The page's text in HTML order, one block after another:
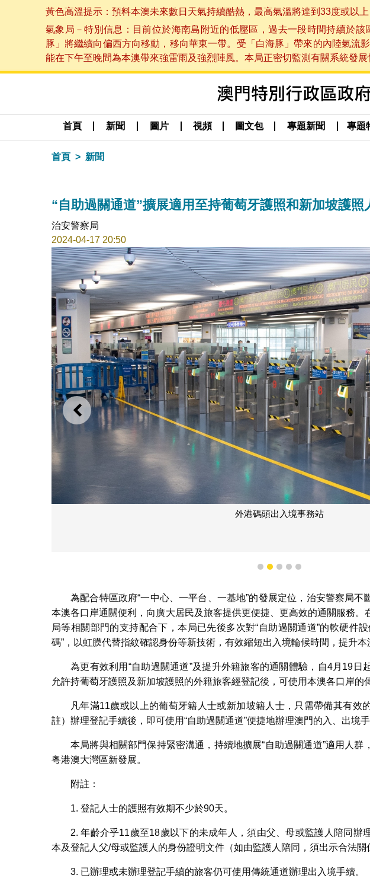
黃色高溫提示：預料本澳未來數日天氣持續酷熱，最高氣溫將達到33度或以
氣象局－特別信息：目前位於海南島附近的低壓區，過去一段時間持續於
豚」將繼續向偏西方向移動，移向華東一帶。受「白海豚」帶來的內陸氣
能在下午至晚間為本澳帶來強雷雨及強烈陣風。本局正密切監測有關系統發
首頁 新聞 圖片 視頻 圖文包 專題新聞 專題
首頁 新聞
“自助過關通道”擴展適用至持葡萄牙護照和新加坡護照
治安警察局
2024-04-17 20:50
上一則
外港碼頭出入境事務站
1 2 3 4 5
為配合特區政府“一中心、一平台、一基地”的發展定位，治安警察局不
本澳各口岸通關便利，向廣大居民及旅客提供更便捷、更高效的通關服務。
局等相關部門的支持配合下，本局已先後多次對“自助過關通道”的軟硬件
碼”，以虹膜代替指紋確認身份等新技術，有效縮短出入境輪候時間，提升本
為更有效利用“自助過關通道”及提升外籍旅客的通關體驗，自4月19日
允許持葡萄牙護照及新加坡護照的外籍旅客經登記後，可使用本澳各口岸的
凡年滿11歲或以上的葡萄牙籍人士或新加坡籍人士，只需帶備其有效
註）辦理登記手續後，即可使用“自助過關通道”便捷地辦理澳門的入、出境手
本局將與相關部門保持緊密溝通，持續地擴展“自助過關通道”適用人群
粵港澳大灣區新發展。
附註：
1. 登記人士的護照有效期不少於90天。
2. 年齡介乎11歲至18歲以下的未成年人，須由父、母或監護人陪同辦
本及登記人父/母或監護人的身份證明文件（如由監護人陪同，須出示合法關
3. 已辦理或未辦理登記手續的旅客仍可使用傳統通道辦理出入境手續。